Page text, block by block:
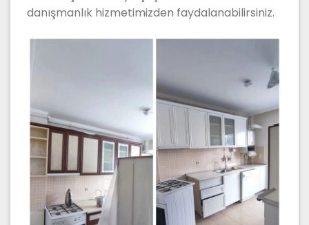
danışmanlık hizmetimizden faydalanabilirsiniz.